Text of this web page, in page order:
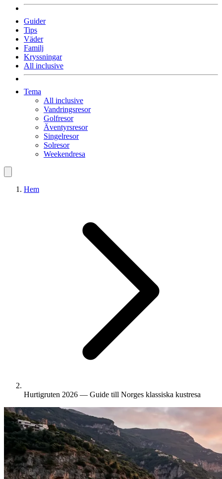
Guider
Tips
Väder
Familj
Kryssningar
All inclusive
Tema
All inclusive
Vandringsresor
Golfresor
Äventyrsresor
Singelresor
Solresor
Weekendresa
Hem
Hurtigruten 2026 — Guide till Norges klassiska kustresa